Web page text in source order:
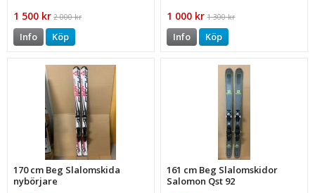
1 500 kr 2 000 kr
Info Köp
1 000 kr 1 300 kr
Info Köp
170 cm Beg Slalomskida
nybörjare
161 cm Beg Slalomskidor
Salomon Qst 92